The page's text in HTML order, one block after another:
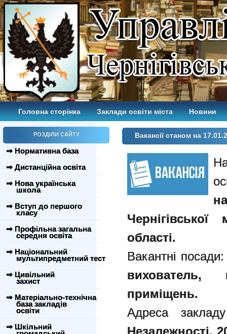
Головна сторінка Заклади освіти міста Новини
РОЗДІЛИ САЙТУ
⇒ Нормативна база
⇒ Дистанційна освіта
⇒ Нова українська
школа
⇒ Вступ до першого
класу
⇒ Профільна загальна
середня освіта
⇒ Національний
мультипредметний тест
⇒ Цивільний
захист
⇒ Матеріально-технічна
база закладів
освіти
⇒ Шкільний
Вакансії станом на
Чернігівської
області.
Вакантні
вихователь,
приміщень.
Адреса
Незалежності,